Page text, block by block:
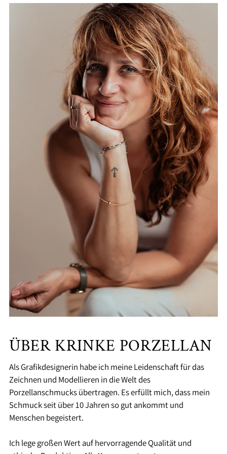
ÜBER KRINKE PORZELLAN
Als Grafikdesignerin habe ich meine Leidenschaft für das
Zeichnen und Modellieren in die Welt des
Porzellanschmucks übertragen. Es erfüllt mich, dass mein
Schmuck seit über 10 Jahren so gut ankommt und
Menschen begeistert.
Ich lege großen Wert auf hervorragende Qualität und